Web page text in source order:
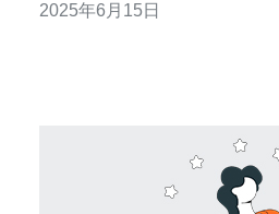
2025年6月15日